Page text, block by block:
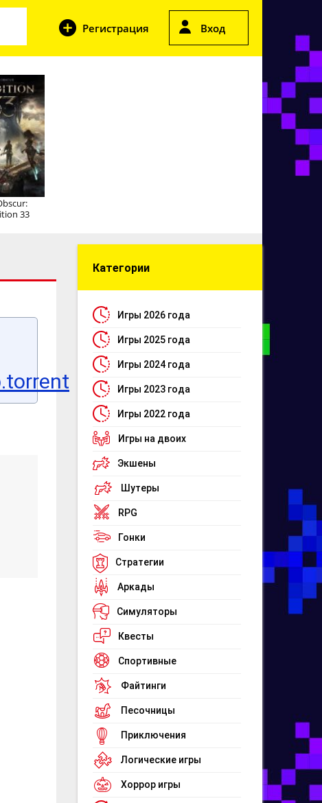
Регистрация Вход
33
Категории
Игры 2026 года
Игры 2025 года
Игры 2024 года
Игры 2023 года
Игры 2022 года
Игры на двоих
Экшены
Шутеры
RPG
Гонки
Стратегии
Аркады
Симуляторы
Квесты
Спортивные
Файтинги
Песочницы
Приключения
Логические игры
Хоррор игры